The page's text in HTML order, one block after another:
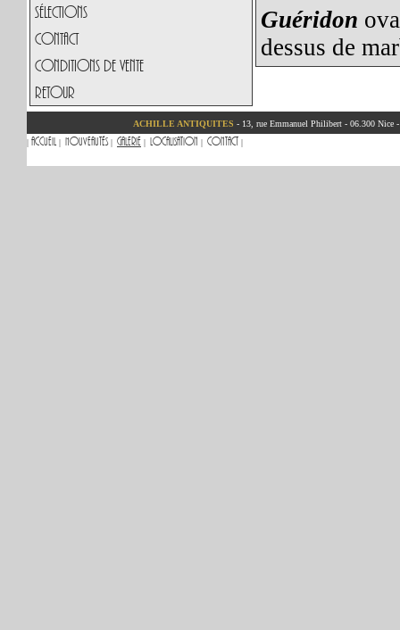
Sélections
Contact
Conditions de vente
Retour
Guéridon
dessus de
ACHILLE ANTIQUITES - 13, rue Emmanuel Philibert - 06.300
| Accueil | Nouveautés| Galerie | Localisation | Contact |